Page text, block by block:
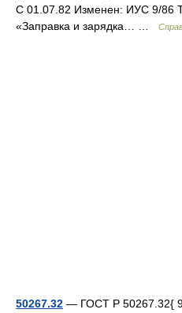
С 01.07.82 Изменен: ИУС 9/86
«Заправка и зарядка… …
50267.32 — ГОСТ Р 50267.32{